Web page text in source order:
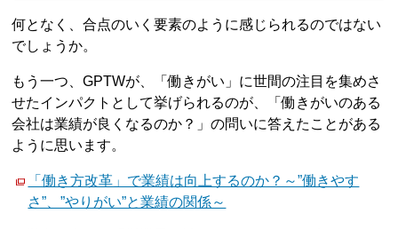
何となく、合点のいく要素のように感じられるのではない
でしょうか。
もう一つ、GPTWが、「働きがい」に世間の注目を集めさ
せたインパクトとして挙げられるのが、「働きがいのある
会社は業績が良くなるのか？」の問いに答えたことがある
ように思います。
「働き方改革」で業績は向上するのか？～”働きやす
さ”、”やりがい”と業績の関係～